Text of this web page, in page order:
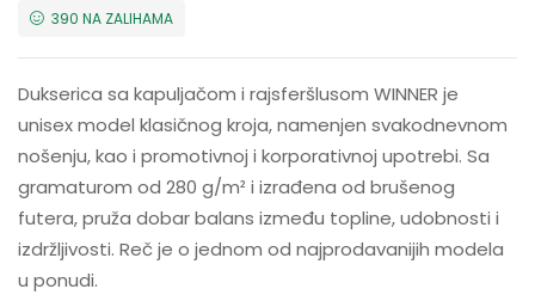
390 NA ZALIHAMA
Dukserica sa kapuljačom i rajsferšlusom WINNER je
unisex model klasičnog kroja, namenjen svakodnevnom
nošenju, kao i promotivnoj i korporativnoj upotrebi. Sa
gramaturom od 280 g/m² i izrađena od brušenog
futera, pruža dobar balans između topline, udobnosti i
izdržljivosti. Reč je o jednom od najprodavanijih modela
u ponudi.